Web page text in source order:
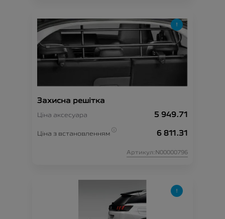
Захисна решітка
Ціна аксесуара 5 949.71
Ціна з встановленням 6 811.31
Артикул:N00000796